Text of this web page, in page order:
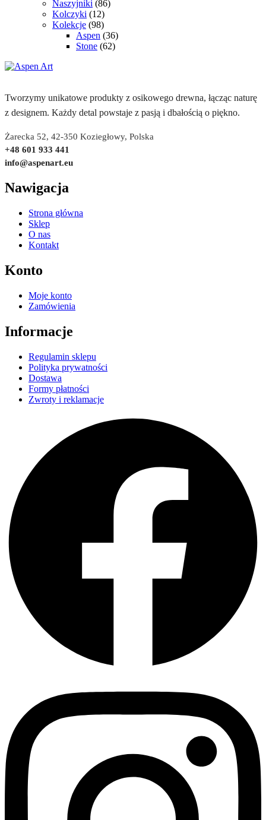
Naszyjniki (86)
Kolczyki (12)
Kolekcje (98)
Aspen (36)
Stone (62)
Tworzymy unikatowe produkty z osikowego drewna, łącząc naturę
z designem. Każdy detal powstaje z pasją i dbałością o piękno.
Żarecka 52, 42-350 Koziegłowy, Polska
+48 601 933 441
info@aspenart.eu
Nawigacja
Strona główna
Sklep
O nas
Kontakt
Konto
Moje konto
Zamówienia
Informacje
Regulamin sklepu
Polityka prywatności
Dostawa
Formy płatności
Zwroty i reklamacje